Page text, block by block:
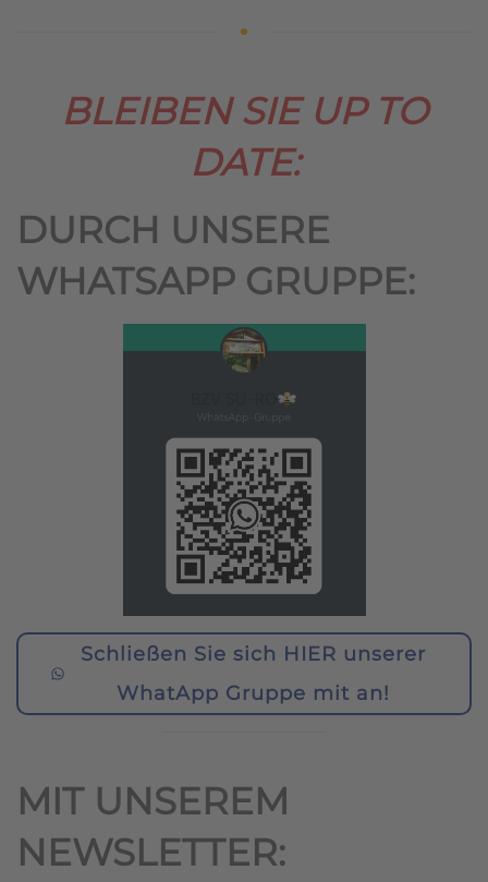
BLEIBEN SIE UP TO
DATE:
DURCH UNSERE
WHATSAPP GRUPPE:
Schließen Sie sich HIER unserer
WhatApp Gruppe mit an!
MIT UNSEREM
NEWSLETTER: